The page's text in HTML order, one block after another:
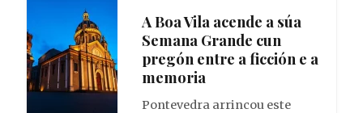
A Boa Vila acende a súa
Semana Grande cun
pregón entre a ficción e a
memoria
Pontevedra arrincou este